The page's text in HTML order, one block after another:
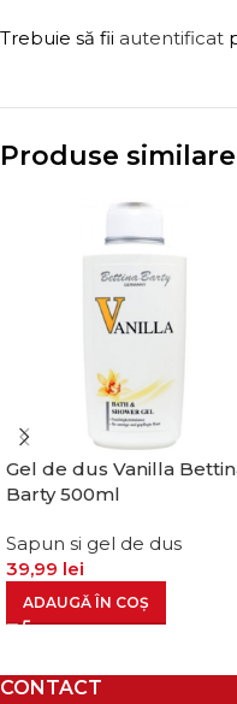
Trebuie să fii autentificat
Produse similare
Gel de dus Vanilla
Barty 500ml
Sapun si gel de dus
39,99 lei
ADAUGĂ ÎN COȘ
CONTACT